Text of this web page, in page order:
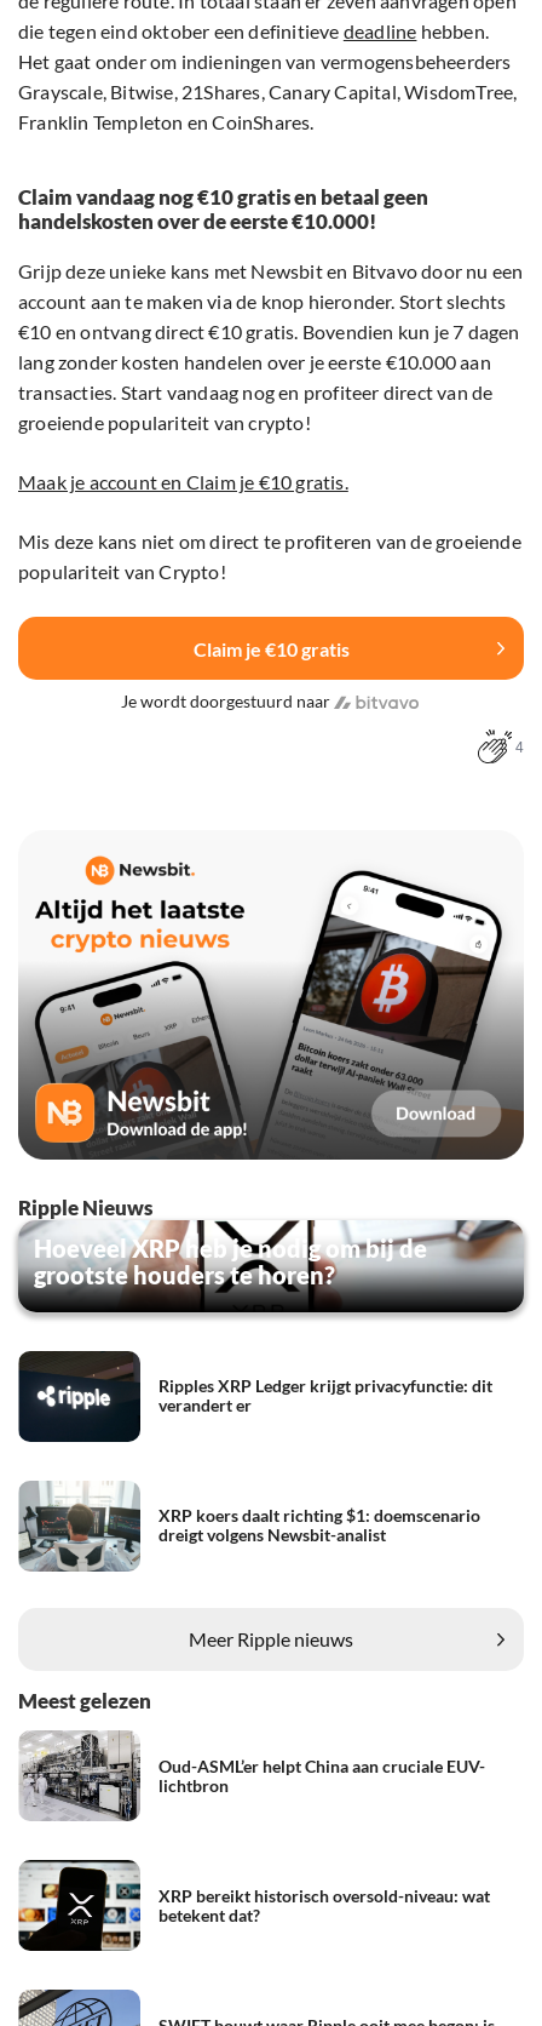
die tegen eind oktober een definitieve deadline hebben.
Het gaat onder om indieningen van vermogensbeheerders
Grayscale, Bitwise, 21Shares, Canary Capital, WisdomTree,
Franklin Templeton en CoinShares.
Claim vandaag nog €10 gratis en betaal geen
handelskosten over de eerste €10.000!
Grijp deze unieke kans met Newsbit en Bitvavo door nu een
account aan te maken via de knop hieronder. Stort slechts
€10 en ontvang direct €10 gratis. Bovendien kun je 7 dagen
lang zonder kosten handelen over je eerste €10.000 aan
transacties. Start vandaag nog en profiteer direct van de
groeiende populariteit van crypto!
Maak je account en Claim je €10 gratis.
Mis deze kans niet om direct te profiteren van de groeiende
populariteit van Crypto!
Claim je €10 gratis
Je wordt doorgestuurd naar
4
Ripple Nieuws
Hoeveel XRP heb je nodig om bij de
grootste houders te horen?
Ripples XRP Ledger krijgt privacyfunctie: dit
verandert er
XRP koers daalt richting $1: doemscenario
dreigt volgens Newsbit-analist
Meer Ripple nieuws
Meest gelezen
Oud-ASML’er helpt China aan cruciale EUV-
lichtbron
XRP bereikt historisch oversold-niveau: wat
betekent dat?